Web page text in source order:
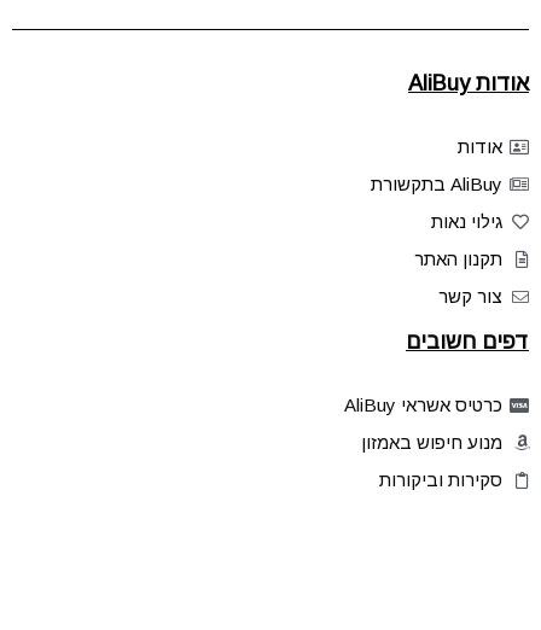
אודות AliBuy
אודות
AliBuy בתקשורת
גילוי נאות
תקנון האתר
צור קשר
דפים חשובים
כרטיס אשראי AliBuy
מנוע חיפוש באמזון
סקירות וביקורות